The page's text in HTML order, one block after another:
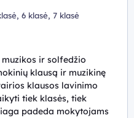
6 klasė, 7 klasė
ir solfedžio
klausą ir muzikinę
klausos lavinimo
tiek klasės, tiek
padeda mokytojams